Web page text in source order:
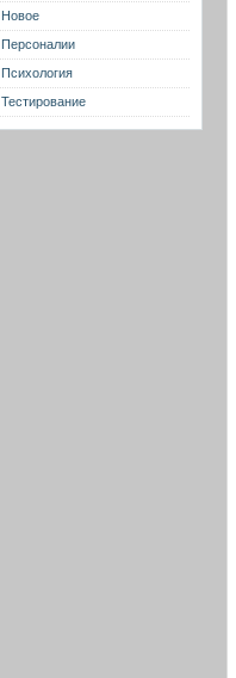
Новое
Персоналии
Психология
Тестирование